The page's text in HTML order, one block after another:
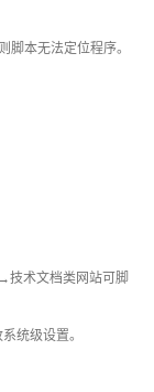
本无法定位程序。
技术文档类网站可脚
统级设置。